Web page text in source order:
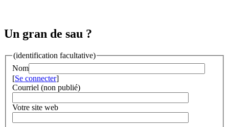
Un gran de sau ?
(identification facultative)
Nom
[Se connecter]
Courriel (non publié)
Votre site web